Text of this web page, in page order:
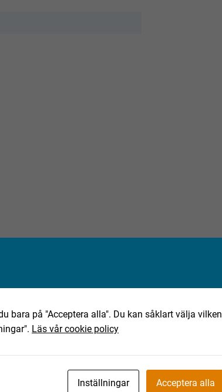
bara på "Acceptera alla". Du kan såklart välja vilken
Läs vår cookie policy
Inställningar Acceptera alla